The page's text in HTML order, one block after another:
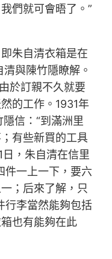
們就可會晤了。”
朱自清衣箱是在
與陳竹隱瞭解。
於訂親不久就要
的工作。1931年
信：“到滿洲里
有些新買的工具
，朱自清在信里
件一上一下，要六
；后來了解，只
行李當然能夠包括
也有能夠在此